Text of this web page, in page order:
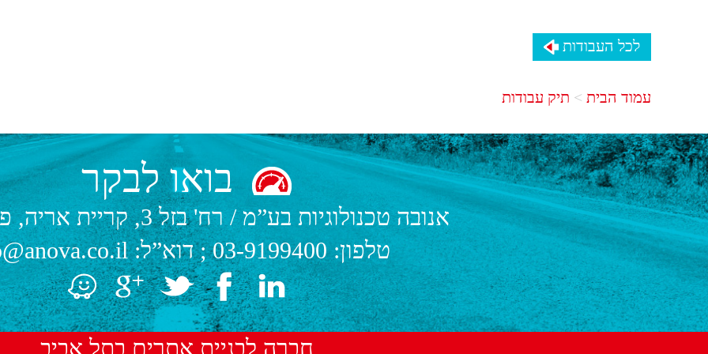
לכל העבודות
עמוד הבית תיק עבודות
בואו לבקר
אנובה טכנולוגיות בע”מ/רח' בזל 3, קריית אריה, פתח תקווה.
טלפון:03-9199400; דוא”ל:
חברה לבניית אתרים בתל אביב